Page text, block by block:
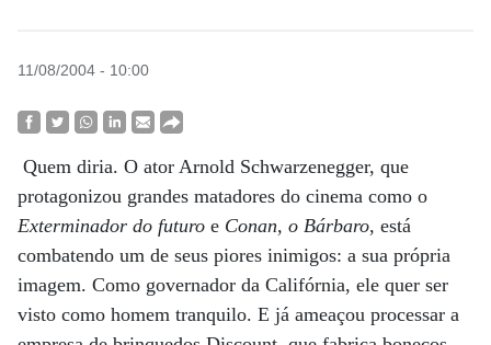
11/08/2004 - 10:00
Quem diria. O ator Arnold Schwarzenegger, que
protagonizou grandes matadores do cinema como o
Exterminador do futuro e Conan, o Bárbaro, está
combatendo um de seus piores inimigos: a sua própria
imagem. Como governador da Califórnia, ele quer ser
visto como homem tranquilo. E já ameaçou processar a